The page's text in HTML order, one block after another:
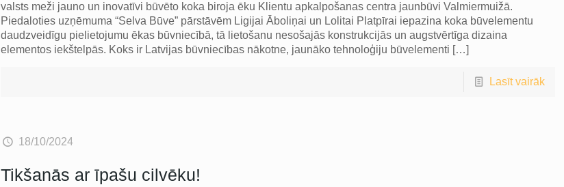
valsts meži jauno un inovatīvi būvēto koka biroja ēku Klientu apkalpošanas centra jaunbūvi Valmiermuižā.
Piedaloties uzņēmuma “Selva Būve” pārstāvēm Ligijai Āboliņai un Lolitai Platpīrai iepazina koka būvelementu
daudzveidīgu pielietojumu ēkas būvniecībā, tā lietošanu nesošajās konstrukcijās un augstvērtīga dizaina
elementos iekštelpās. Koks ir Latvijas būvniecības nākotne, jaunāko tehnoloģiju būvelementi […]
Lasīt vairāk
18/10/2024
Tikšanās ar īpašu cilvēku!